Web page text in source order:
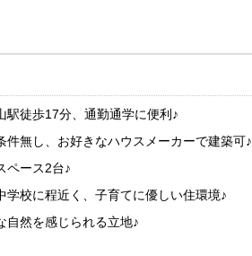
駅徒歩17分、通勤通学に便利♪
件無し、お好きなハウスメーカーで建築可♪
ペース2台♪
学校に程近く、子育てに優しい住環境♪
自然を感じられる立地♪